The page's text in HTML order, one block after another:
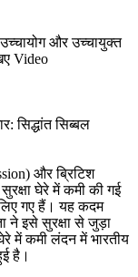
और उच्चायुक्त
Video
सिद्धांत सिब्बल
और ब्रिटिश
घेरे में कमी की गई
गए हैं। यह कदम
ने इसे सुरक्षा से जुड़ा
में कमी लंदन में भारतीय
है।